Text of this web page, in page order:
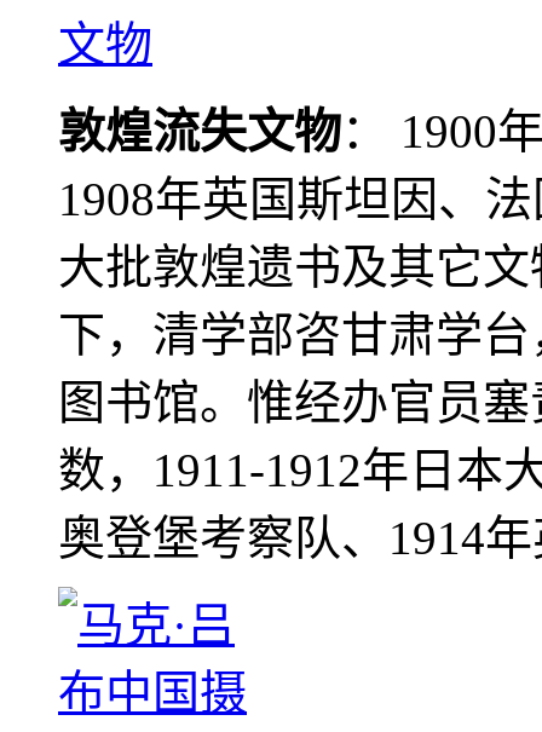
敦煌流失文物： 1900
1908年英国斯坦因、
大批敦煌遗书及其它
下，清学部咨甘肃学
图书馆。惟经办官员
数，1911-1912年日本
奥登堡考察队、1914